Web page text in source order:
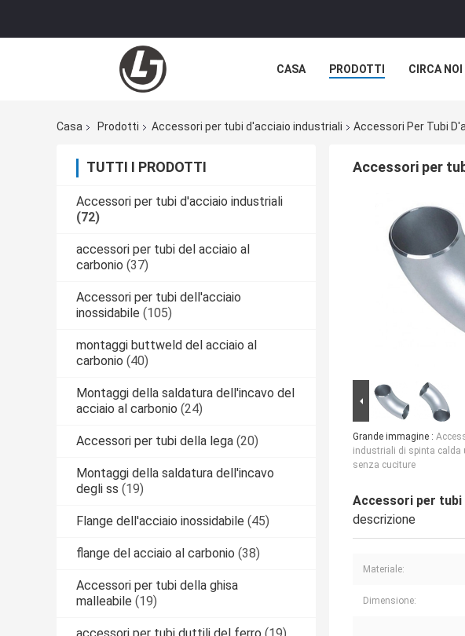
CASA PRODOTTI CIRCA NOI
Casa Prodotti Accessori per tubi d'acciaio industriali Accessori Per Tubi
TUTTI I PRODOTTI
Accessori per tubi d'acciaio industriali
(72)
accessori per tubi del acciaio al
carbonio (37)
Accessori per tubi dell'acciaio
inossidabile (105)
montaggi buttweld del acciaio al
carbonio (40)
Montaggi della saldatura dell'incavo del
acciaio al carbonio (24)
Accessori per tubi della lega (20)
Montaggi della saldatura dell'incavo
degli ss (19)
Flange dell'acciaio inossidabile (45)
flange del acciaio al carbonio (38)
Accessori per tubi della ghisa
malleabile (19)
Accessori per
Grande immagine :
industriali di spinta calda
senza cuciture
Accessori per tubi
descrizione
Materiale:
Dimensione: